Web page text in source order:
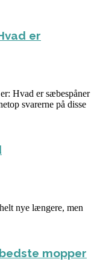
er
Hvad er sæbespåner
svarerne på disse
nye længere, men
mopper